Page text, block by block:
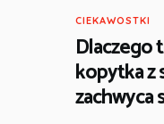
CIEKAWOSTKI
Dlaczego
kopytka z
zachwyca